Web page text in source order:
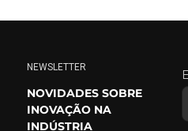
NEWSLETTER
NOVIDADES SOBRE
INOVAÇÃO NA
INDÚSTRIA